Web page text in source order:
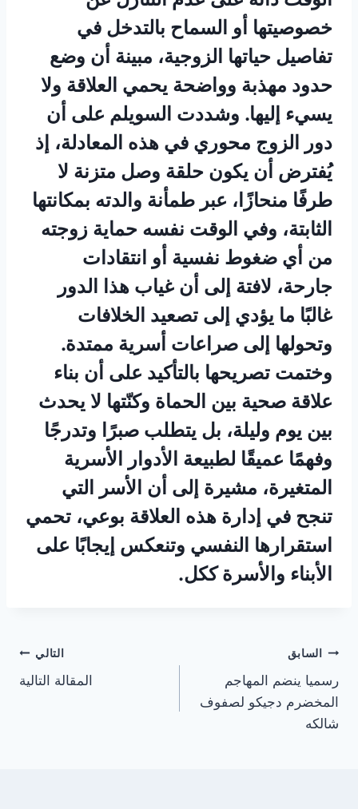
خصوصيتها أو السماح بالتدخل في
تفاصيل حياتها الزوجية، مبينة أن وضع
حدود مهذبة وواضحة يحمي العلاقة ولا
يسيء إليها. وشددت السويلم على أن
دور الزوج محوري في هذه المعادلة، إذ
يُفترض أن يكون حلقة وصل متزنة لا
طرفًا منحازًا، عبر طمأنة والدته بمكانتها
الثابتة، وفي الوقت نفسه حماية زوجته
من أي ضغوط نفسية أو انتقادات
جارحة، لافتة إلى أن غياب هذا الدور
غالبًا ما يؤدي إلى تصعيد الخلافات
وتحولها إلى صراعات أسرية ممتدة.
وختمت تصريحها بالتأكيد على أن بناء
علاقة صحية بين الحماة وكنّتها لا يحدث
بين يوم وليلة، بل يتطلب صبرًا وتدرجًا
وفهمًا عميقًا لطبيعة الأدوار الأسرية
المتغيرة، مشيرة إلى أن الأسر التي
تنجح في إدارة هذه العلاقة بوعي، تحمي
استقرارها النفسي وتنعكس إيجابًا على
الأبناء والأسرة ككل.
تصفّح
المقالات
السابق
رسميا ينضم المهاجم
المخضرم دجيكو لصفوف
شالكه
التالي
المقالة التالية